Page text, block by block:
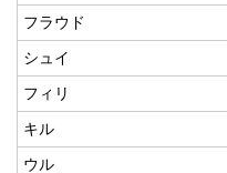
フラウド
シュイ
フィリ
キル
ウル